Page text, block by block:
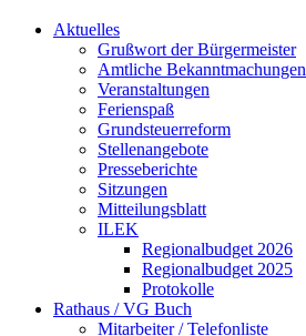
Aktuelles
Grußwort der Bürgermeister
Amtliche Bekanntmachungen
Veranstaltungen
Ferienspaß
Grundsteuerreform
Stellenangebote
Presseberichte
Sitzungen
Mitteilungsblatt
ILEK
Regionalbudget 2026
Regionalbudget 2025
Protokolle
Rathaus / VG Buch
Mitarbeiter / Telefonliste